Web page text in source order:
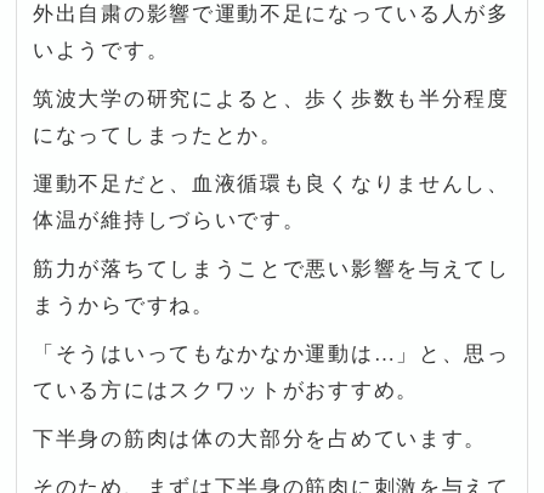
外出自粛の影響で運動不足になっている人が多
いようです。
筑波大学の研究によると、歩く歩数も半分程度
になってしまったとか。
運動不足だと、血液循環も良くなりませんし、
体温が維持しづらいです。
筋力が落ちてしまうことで悪い影響を与えてし
まうからですね。
「そうはいってもなかなか運動は…」と、思っ
ている方にはスクワットがおすすめ。
下半身の筋肉は体の大部分を占めています。
そのため、まずは下半身の筋肉に刺激を与えて